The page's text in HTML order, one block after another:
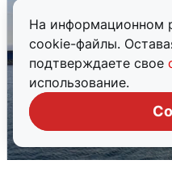
На информационном
cookie-файлы.
подтверждаете свое
использование.